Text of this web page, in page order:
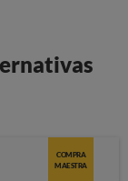
COMPRA
MAESTRA